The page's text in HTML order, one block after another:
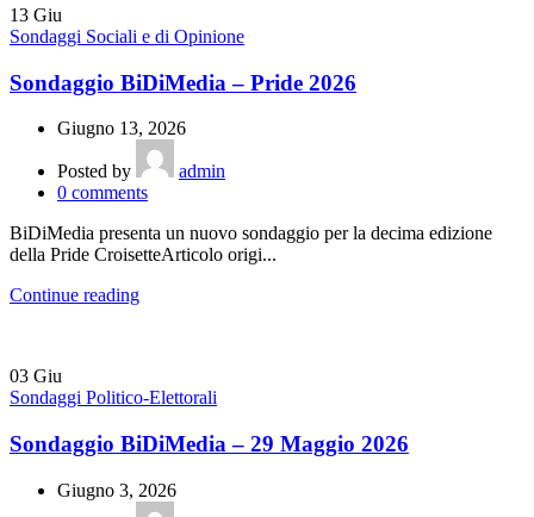
13 Giu
Sondaggi Sociali e di Opinione
Sondaggio BiDiMedia – Pride 2026
Giugno 13, 2026
Posted by
admin
0 comments
BiDiMedia presenta un nuovo sondaggio per la decima edizione
della Pride CroisetteArticolo origi...
Continue reading
03 Giu
Sondaggi Politico-Elettorali
Sondaggio BiDiMedia – 29 Maggio 2026
Giugno 3, 2026